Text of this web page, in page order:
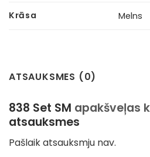
Krāsa Melns
ATSAUKSMES (0)
838 Set SM apakšveļas
atsauksmes
Pašlaik atsauksmju nav.